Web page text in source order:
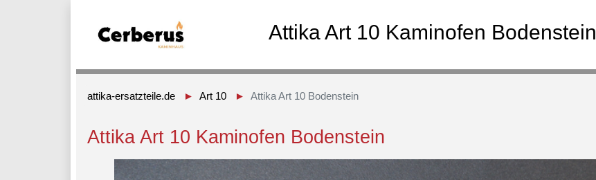
Attika Art 10 Kaminofen Bodenstein
attika-ersatzteile.de Art 10 Attika Art 10 Bodenstein
Attika Art 10 Kaminofen Bodenstein